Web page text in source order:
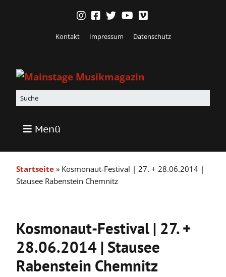
Kontakt Impressum Datenschutz
Menü
Startseite » Kosmonaut-Festival | 27. + 28.06.2014 |
Stausee Rabenstein Chemnitz
Kosmonaut-Festival | 27. +
28.06.2014 | Stausee
Rabenstein Chemnitz